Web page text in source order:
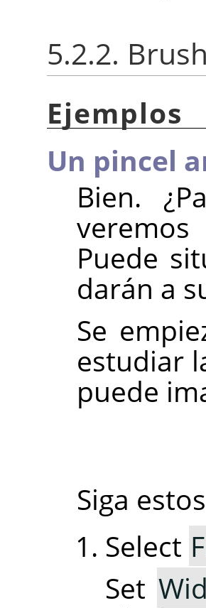
5.2.2.
Ejemplos
Un pincel
Bien.
Puede
darán a
Se
estudiar
puede
Siga
Select
Set